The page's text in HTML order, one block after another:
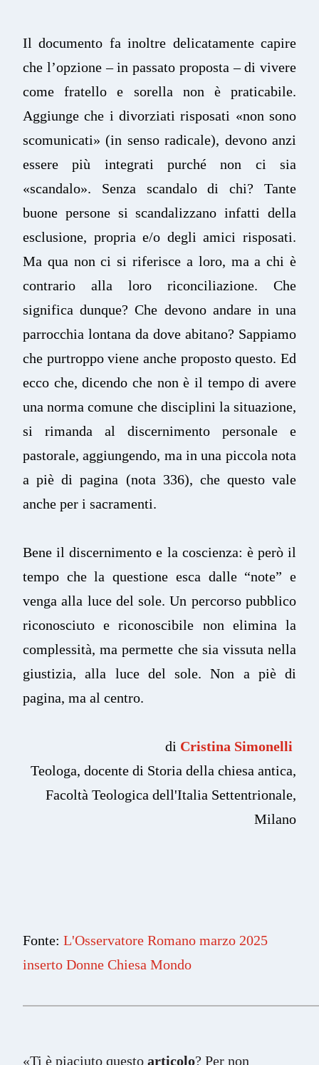
Il documento fa inoltre delicatamente capire
che l’opzione – in passato proposta – di vivere
come fratello e sorella non è praticabile.
Aggiunge che i divorziati risposati «non sono
scomunicati» (in senso radicale), devono anzi
essere più integrati purché non ci sia
«scandalo». Senza scandalo di chi? Tante
buone persone si scandalizzano infatti della
esclusione, propria e/o degli amici risposati.
Ma qua non ci si riferisce a loro, ma a chi è
contrario alla loro riconciliazione. Che
significa dunque? Che devono andare in una
parrocchia lontana da dove abitano? Sappiamo
che purtroppo viene anche proposto questo. Ed
ecco che, dicendo che non è il tempo di avere
una norma comune che disciplini la situazione,
si rimanda al discernimento personale e
pastorale, aggiungendo, ma in una piccola nota
a piè di pagina (nota 336), che questo vale
anche per i sacramenti.
Bene il discernimento e la coscienza: è però il
tempo che la questione esca dalle “note” e
venga alla luce del sole. Un percorso pubblico
riconosciuto e riconoscibile non elimina la
complessità, ma permette che sia vissuta nella
giustizia, alla luce del sole. Non a piè di
pagina, ma al centro.
di Cristina Simonelli
Teologa, docente di Storia della chiesa antica,
Facoltà Teologica dell'Italia Settentrionale,
Milano
Fonte: L'Osservatore Romano marzo 2025
inserto Donne Chiesa Mondo
«Ti è piaciuto questo articolo? Per non